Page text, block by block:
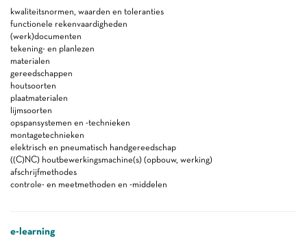
kwaliteitsnormen, waarden en toleranties
functionele rekenvaardigheden
(werk)documenten
tekening- en planlezen
materialen
gereedschappen
houtsoorten
plaatmaterialen
lijmsoorten
opspansystemen en -technieken
montagetechnieken
elektrisch en pneumatisch handgereedschap
((C)NC) houtbewerkingsmachine(s) (opbouw, werking)
afschrijfmethodes
controle- en meetmethoden en -middelen
e-learning